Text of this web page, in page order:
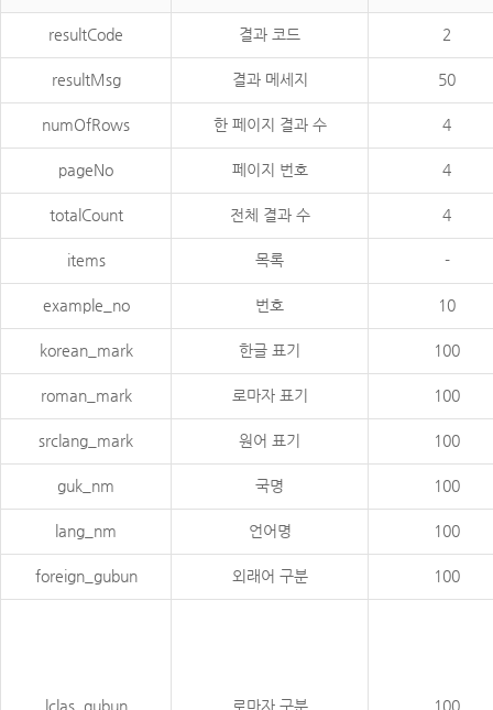
resultCode 결과 코드 2
resultMsg 결과 메세지 50
numOfRows 한 페이지 결과 수 4
pageNo 페이지 번호 4
totalCount 전체 결과 수 4
items 목록 -
example_no 번호 10
korean_mark 한글 표기 100
roman_mark 로마자 표기 100
srclang_mark 원어 표기 100
guk_nm 국명 100
lang_nm 언어명 100
foreign_gubun 외래어 구분 100
lclas_gubun 로마자 구분 100